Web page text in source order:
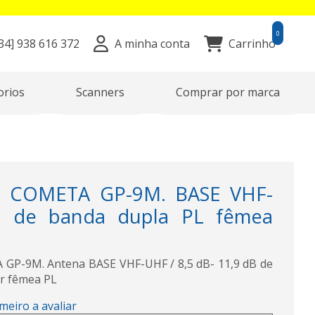
938 616 372 A minha conta Carrinho
0
Scanners Comprar por marca
GP-9M. BASE VHF-
de banda dupla PL fêmea
GP-9M. Antena BASE VHF-UHF / 8,5 dB- 11,9 dB de
fêmea PL
a avaliar